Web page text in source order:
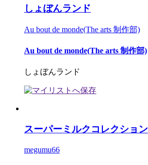
しょぼんランド
Au bout de monde(The arts 制作部)
Au bout de monde(The arts 制作部)
しょぼんランド
スーパーミルクコレクション
megumu66